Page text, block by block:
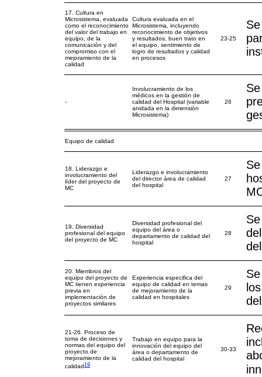
17. Cultura en
Microsistema, evaluada
como el reconocimiento
del valor del trabajo en
equipo, de la
comunicación y del
compromiso con el
mejoramiento de la
calidad
Cultura evaluada en el
Microsistema, incluyendo
reconocimiento de objetivos
y resultados, buen trato en
el equipo, sentimiento de
logro de resultados y calidad
en procesos
23-25
-
Involucramiento de los
médicos en la gestión de
calidad del Hospital (variable
anidada en la dimensión
Microsistema)
26
Equipo de calidad
18. Liderazgo e
involucramiento del
líder del proyecto de
MC
Liderazgo e involucramiento
del director área de calidad
del hospital
27
19. Diversidad
profesional del equipo
del proyecto de MC
Diversidad profesional del
equipo del área o
departamento de calidad del
hospital
28
20. Miembros del
equipo del proyecto de
MC tienen experiencia
previa en
implementación de
proyectos similares
Experiencia especifica del
equipo de calidad en temas
de mejoramiento de la
calidad en hospitales
29
21-26. Proceso de
toma de decisiones y
normas del equipo del
proyecto de
mejoramiento de la
calidad 19
Trabajo en equipo para la
innovación del equipo del
área o departamento de
calidad del hospital
30-33